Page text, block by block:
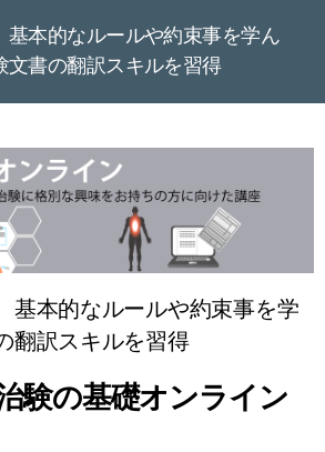
ン
セ
ク
レ
ォ
基本的なルールや約束事を学ん
文書の翻訳スキルを習得
基本的なルールや約束事を学
翻訳スキルを習得
験の基礎オンライン